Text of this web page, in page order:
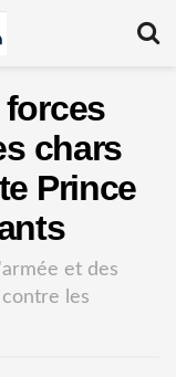
chars
Prince
et des
les